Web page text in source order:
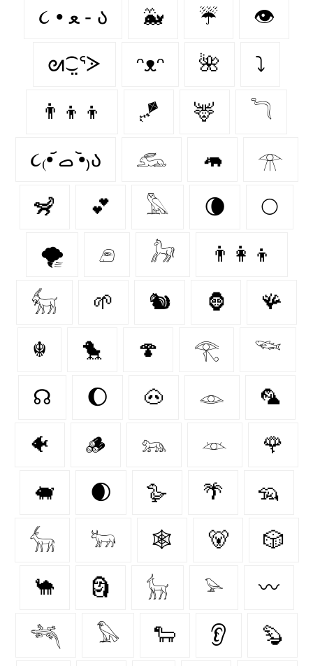
૮ • ﻌ - ა⁩ 🐳 ☔ 👁️
ᘛ⁐̤ᕐᐷ ᵔᴥᵔ 🌺 ⤵
👨‍👦‍👦 🪁 🦌 𓆓
૮₍•᷄ ࡇ •᷅₎ა 𓃹 🦛 𓁿
🦨 💕 𓅓 🌘 🌕
🌪️ 𓂉 𓃗 👨‍👩‍👦
𓃶 🌱 🐿 🦍 🪸
☬ 🐤 🍄‍ 𓂀 𓆝
☊ 🌔 🐽 𓁼 🦜
🐠 🪵 𓃬 𓁺 🌹
🐖 🌒 🪿 🌴 🦡
𓃲 𓃽 🕸️ 🐻 🎲
🐪 🗿 𓃴 𓅫 〰️
𓆈 𓅃 🐑 👂 🦫